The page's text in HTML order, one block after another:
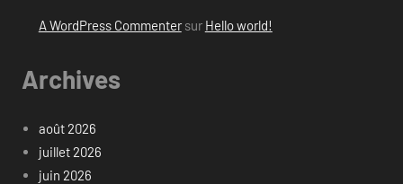
A WordPress Commentersur Hello world!
Archives
août 2026
juillet 2026
juin 2026